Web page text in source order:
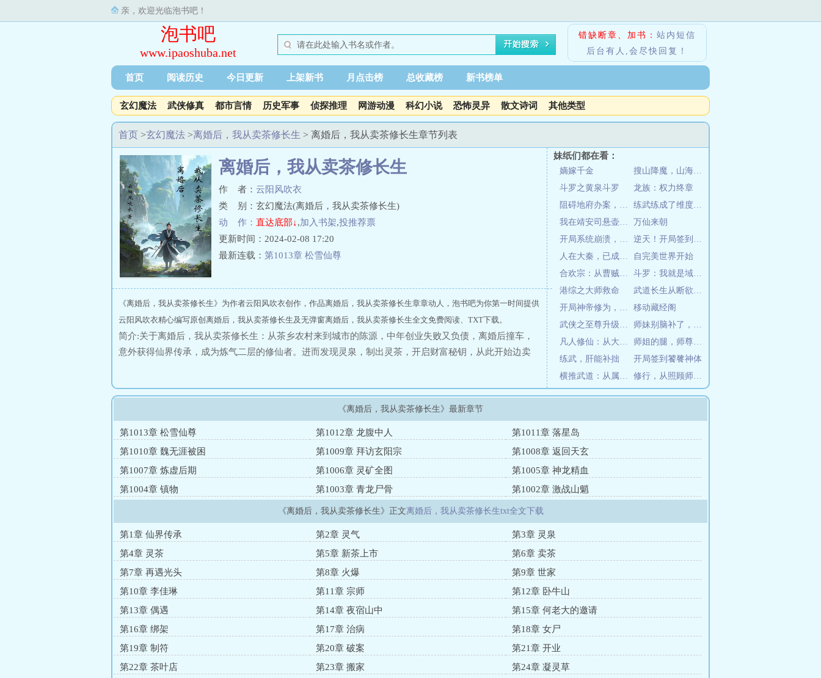
亲，欢迎光临泡书吧！
泡书吧
www.ipaoshuba.net
错缺断章、加书： 站内短信
后台有人,会尽快回复！
首页 阅读历史 今日更新 上架新书 月点击榜 总收藏榜 新书榜单
玄幻魔法 武侠修真 都市言情 历史军事 侦探推理 网游动漫 科幻小说 恐怖灵异 散文诗词 其他类型
首页 >玄幻魔法 >离婚后，我从卖茶修长生 > 离婚后，我从卖茶修长生章节列表
妹纸们都在看：
嫡嫁千金
搜山降魔，山海显圣
斗罗之黄泉斗罗
龙族：权力终章
阻碍地府办案，如来也勾，我说的
练武练成了维度魔神
我在靖安司悬壶三十年
万仙来朝
开局系统崩溃，我一不小心无敌了
逆天！开局签到第一天就无敌啦！
人在大秦，已成道祖！
自完美世界开始
合欢宗：从曹贼开始的日常修仙
斗罗：我就是域外天魔
港综之大师救命
武道长生从断欲开始
开局神帝修为，打造无上势力
移动藏经阁
武侠之至尊升级系统
师妹别脑补了，师兄真的是凡人
凡人修仙：从大能储物戒开始
师姐的腿，师尊的腰，我的无敌路
练武，肝能补拙
开局签到饕餮神体
横推武道：从属性加点开始
修行，从照顾师娘开始
离婚后，我从卖茶修长生
作 者： 云阳风吹衣
类 别：玄幻魔法(离婚后，我从卖茶修长生)
动 作： 直达底部↓,加入书架,投推荐票
更新时间：2024-02-08 17:20
最新连载： 第1013章 松雪仙尊
《离婚后，我从卖茶修长生》为作者云阳风吹衣创作，作品离婚后，我从卖茶修长生章章动人，泡书吧为你第一时间提供
云阳风吹衣精心编写原创离婚后，我从卖茶修长生及无弹窗离婚后，我从卖茶修长生全文免费阅读、TXT下载。
简介:关于离婚后，我从卖茶修长生：从茶乡农村来到城市的陈源，中年创业失败又负债，离婚后撞车，
意外获得仙界传承，成为炼气二层的修仙者。进而发现灵泉，制出灵茶，开启财富秘钥，从此开始边卖
特殊部门邀请加入，对抗境外势力。经历一系列的战斗和冒险，陈源从炼气、筑基、金丹一直修炼到元
婴，飞升仙界，重建宗门。重回地球，才过三十年，故人已老。唯有追随自己的人，一起踏向修仙之
路。富贵如浮云，我只愿长生。陈源：“我都长生了，还怕负债？”前妻：“三十年了，你怎么还是当年
的样子？”
《离婚后，我从卖茶修长生》最新章节
第1013章 松雪仙尊 第1012章 龙腹中人
第1011章 落星岛
第1010章 魏无涯被困
第1009章 拜访玄阳宗
第1008章 返回天玄
第1007章 炼虚后期
第1006章 灵矿全图
第1005章 神龙精血
第1004章 镇物
第1003章 青龙尸骨 第1002章 激战山魈
《离婚后，我从卖茶修长生》正文离婚后，我从卖茶修长生txt全文下载
第1章 仙界传承 第2章 灵气
第3章 灵泉
第4章 灵茶
第5章 新茶上市
第6章 卖茶
第7章 再遇光头
第8章 火爆
第9章 世家
第10章 李佳琳
第11章 宗师
第12章 卧牛山
第13章 偶遇
第14章 夜宿山中
第15章 何老大的邀请
第16章 绑架
第17章 治病
第18章 女尸
第19章 制符
第20章 破案
第21章 开业
第22章 茶叶店
第23章 搬家
第24章 凝灵草